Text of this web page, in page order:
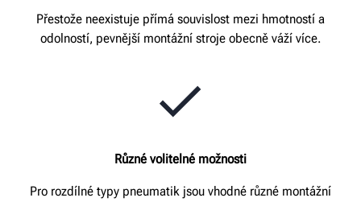
Přestože neexistuje přímá souvislost mezi hmotností a
odolností, pevnější montážní stroje obecně váží více.
Různé volitelné možnosti
Pro rozdílné typy pneumatik jsou vhodné různé montážní